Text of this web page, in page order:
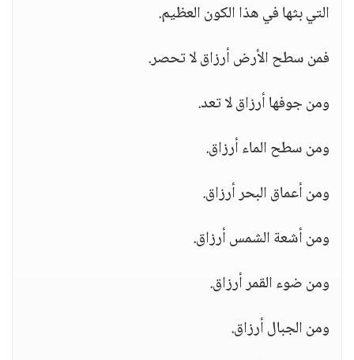
التي بثها في هذا الكون العظيم.
فمن سطح الأرض أرزاق لا تحصر.
ومن جوفها أرزاق لا تعد.
ومن سطح الماء أرزاق.
ومن أعماق البحر أرزاق.
ومن أشعة الشمس أرزاق.
ومن ضوء القمر أرزاق.
ومن الجبال أرزاق.